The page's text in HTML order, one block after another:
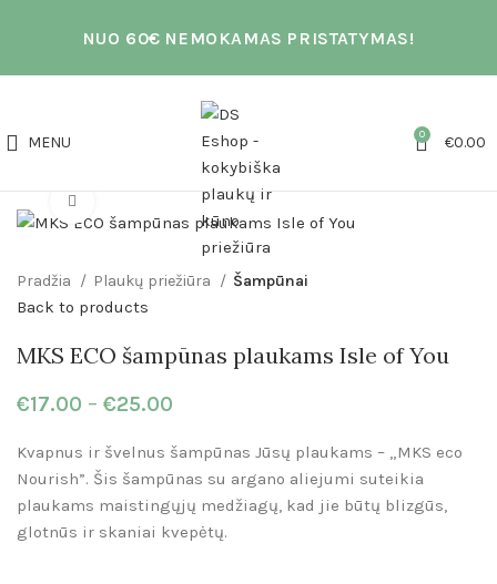
NUO 60€ NEMOKAMAS PRISTATYMAS!
MENU 0 €0.00
Click to enlarge
Pradžia Plaukų priežiūra Šampūnai
Back to products
MKS ECO šampūnas plaukams Isle of You
€17.00 – €25.00
Kvapnus ir švelnus šampūnas Jūsų plaukams – „MKS eco
Nourish”. Šis šampūnas su argano aliejumi suteikia
plaukams maistingųjų medžiagų, kad jie būtų blizgūs,
glotnūs ir skaniai kvepėtų.